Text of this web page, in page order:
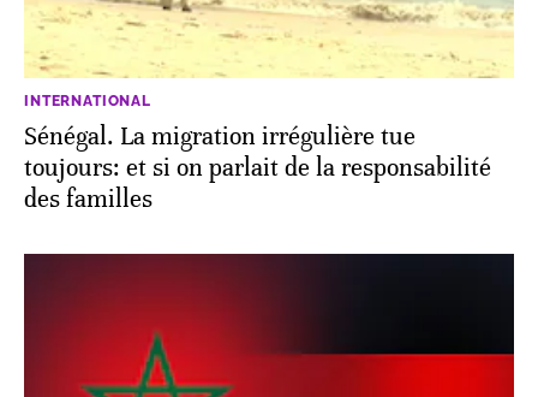
INTERNATIONAL
Sénégal. La migration irrégulière tue
toujours: et si on parlait de la responsabilité
des familles